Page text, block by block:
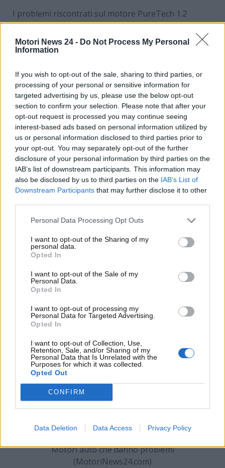
Motori News 24 - Do Not Process My Personal
Information
If you wish to opt-out of the sale, sharing to third parties, or
processing of your personal or sensitive information for
targeted advertising by us, please use the below opt-out
section to confirm your selection. Please note that after your
opt-out request is processed you may continue seeing
interest-based ads based on personal information utilized by
us or personal information disclosed to third parties prior to
your opt-out. You may separately opt-out of the further
disclosure of your personal information by third parties on the
IAB’s list of downstream participants. This information may
also be disclosed by us to third parties on the IAB’s List of
Downstream Participants that may further disclose it to other
Personal Data Processing Opt Outs
I want to opt-out of the Sharing of my
personal data.
Opted In
I want to opt-out of the Sale of my
Personal Data.
Opted In
I want to opt-out of processing my
Personal Data for Targeted Advertising.
Opted In
I want to opt-out of Collection, Use,
Retention, Sale, and/or Sharing of my
Personal Data that Is Unrelated with the
Purposes for which it was collected.
Opted Out
CONFIRM
Data Deletion Data Access Privacy Policy
I problemi riscontrati sul motore PureTech 1.2
farebbero riferimento allacinghia di distribuzione.
Tale elemento è fondamentale per il corretto
funzionamento del motore. Il carburante, a causa del
di scorrere lungo la parete del cilindro e di usurare in
tempi brevi proprio la cinghia di distribuzione.
Esistono, però, alcunesoluzioni valide per
scongiurare qualsiasi tipo di problema anche
oltre i 150mila chilometri. Ecco tutto quello che c’è
da sapere.
Mai più problemi al motore
con questi piccoli
accorgimenti
Il motore appena menzionato tornerà a essere
conversioneprogettato dagli ingegneri di una
azienda olandese. Gli automobilisti in possesso di
potranno d’ora in avanti dormire sonni tranquilli e
godersi a lungo il mezzo.
Motori auto che danno problemi
(MotoriNews24.com)